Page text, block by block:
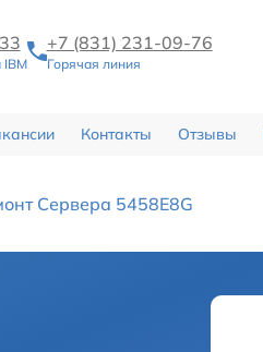
IBM
+7 (831) 231-09-76
Горячая линия
Контакты Отзывы
Сервера 5458E8G